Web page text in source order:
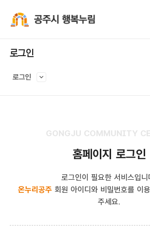
로그인
로그인
GONGJU COMMUNITY
홈페이지 로그인
로그인이 필요한 서비스입니
온누리공주 회원 아이디와 비밀번호를 이
주세요.